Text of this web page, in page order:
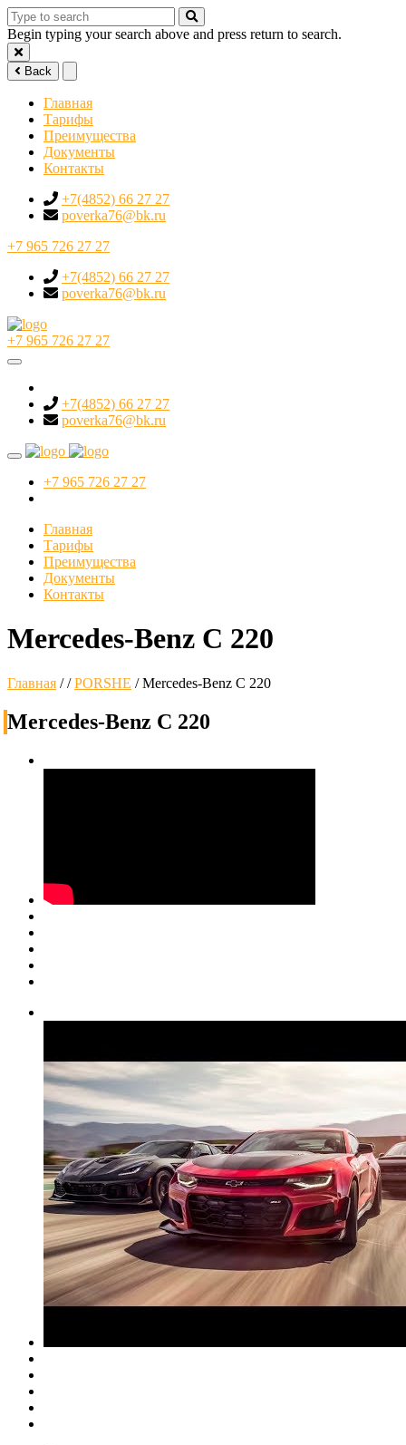
Begin typing your search above and press return to search.
Back
Главная
Тарифы
Преимущества
Документы
Контакты
+7(4852) 66 27 27
poverka76@bk.ru
+7 965 726 27 27
+7(4852) 66 27 27
poverka76@bk.ru
+7 965 726 27 27
+7(4852) 66 27 27
poverka76@bk.ru
+7 965 726 27 27
Главная
Тарифы
Преимущества
Документы
Контакты
Mercedes-Benz C 220
Главная //PORSHE /Mercedes-Benz C 220
Mercedes-Benz C 220